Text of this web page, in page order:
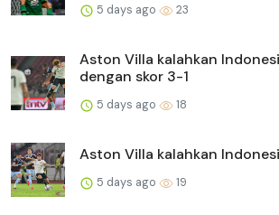
5 days ago 23
Aston Villa kalahkan
dengan skor 3-1
5 days ago 18
Aston Villa kalahkan
5 days ago 19